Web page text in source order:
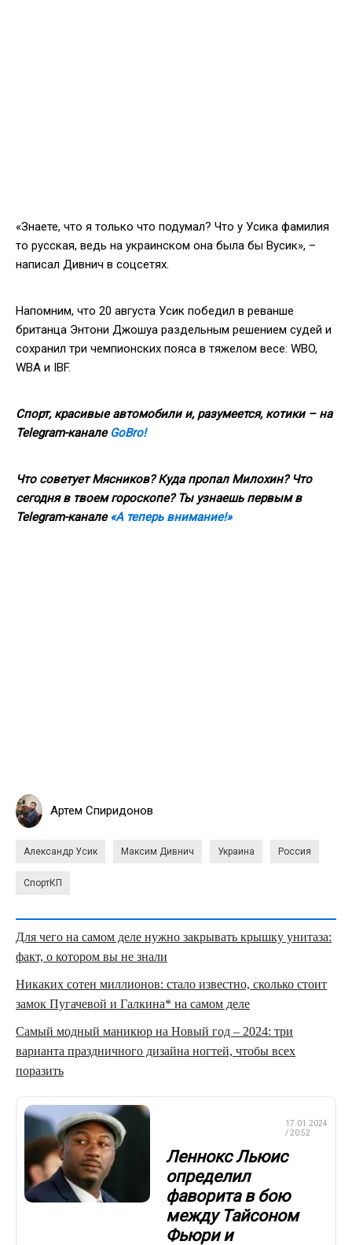
«Знаете, что я только что подумал? Что у Усика фамилия
то русская, ведь на украинском она была бы Вусик», –
написал Дивнич в соцсетях.
Напомним, что 20 августа Усик победил в реванше
британца Энтони Джошуа раздельным решением судей и
сохранил три чемпионских пояса в тяжелом весе: WBO,
WBA и IBF.
Спорт, красивые автомобили и, разумеется, котики – на
Telegram-канале GoBro!
Что советует Мясников? Куда пропал Милохин? Что
сегодня в твоем гороскопе? Ты узнаешь первым в
Telegram-канале«А теперь внимание!»
Артем Спиридонов
Александр Усик Максим Дивнич Украина Россия
СпортКП
Для чего на самом деле нужно закрывать крышку унитаза:
факт, о котором вы не знали
Никаких сотен миллионов: стало известно, сколько стоит
замок Пугачевой и Галкина* на самом деле
Самый модный маникюр на Новый год – 2024: три
варианта праздничного дизайна ногтей, чтобы всех
поразить
17.01.2024
/ 20:52
Леннокс Льюис
определил
фаворита в бою
между Тайсоном
Фьюри и